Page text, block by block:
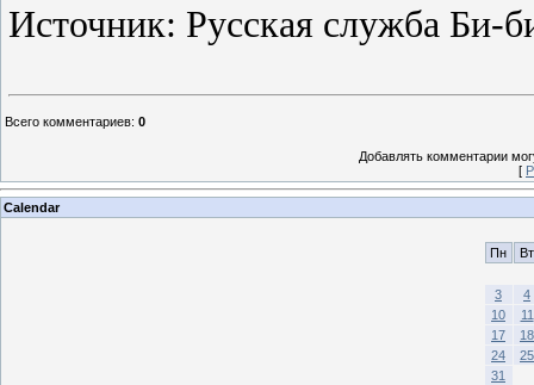
Источник: Русская служба Би-
Всего комментариев: 0
Добавлять комментарии
[
Calendar
Пн Вт
3
4
10
11
17
18
24
25
31